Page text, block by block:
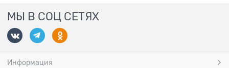
МЫ В СОЦ СЕТЯХ
Информация